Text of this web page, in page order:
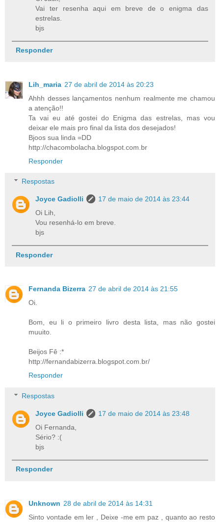
Vai ter resenha aqui em breve de o enigma das
estrelas.
bjs
Responder
Lih_maria 27 de abril de 2014 às 20:23
Ahhh desses lançamentos nenhum realmente me chamou
a atenção!!
Ta vai eu até gostei do Enigma das estrelas, mas vou
deixar ele mais pro final da lista dos desejados!
Bjoos sua linda =DD
http://chacombolacha.blogspot.com.br
Responder
Respostas
Joyce Gadiolli
17 de maio de 2014 às 23:44
Oi Lih,
Vou resenhá-lo em breve.
bjs
Responder
Fernanda Bizerra 27 de abril de 2014 às 21:55
Oi.
Bom, eu li o primeiro livro desta lista, mas não gostei
muuito.
Beijos Fê :*
http://fernandabizerra.blogspot.com.br/
Responder
Respostas
Joyce Gadiolli
17 de maio de 2014 às 23:48
Oi Fernanda,
Sério? :(
bjs
Responder
Unknown 28 de abril de 2014 às 14:31
Sinto vontade em ler , Deixe -me em paz , quanto ao resto